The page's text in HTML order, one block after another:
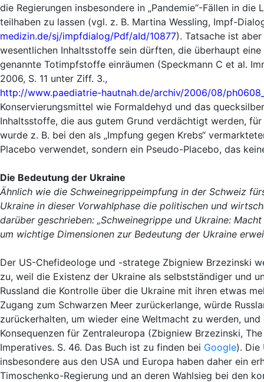
die Regierungen insbesondere in „Pandemie“-Fällen in
teilhaben zu lassen (vgl. z. B. Martina Wessling, Impf-
medizin.de/sj/impfdialog/Pdf/aId/10877). Tatsache ist
wesentlichen Inhaltsstoffe sein dürften, die überhaupt
genannte Totimpfstoffe einräumen (Speckmann C et al.
2006, S. 11 unter Ziff. 3.,
http://www.paediatrie-hautnah.de/archiv/2006/08/
Konservierungsmittel wie Formaldehyd und das
Inhaltsstoffe, die aus gutem Grund verdächtigt werden,
wurde z. B. bei den als „Impfung gegen Krebs“
Placebo verwendet, sondern ein Pseudo-Placebo, das
Die Bedeutung der Ukraine
Ähnlich wie die Schweinegrippeimpfung in der Schweiz
Ukraine in dieser Vorwahlphase die politischen und
darüber geschrieben: „Schweinegrippe und Ukraine:
um wichtige Dimensionen zur Bedeutung der Ukraine
Der US-Chefideologe und -stratege Zbigniew Brzezinski
zu, weil die Existenz der Ukraine als selbstständiger und
Russland die Kontrolle über die Ukraine mit ihren etwas
Zugang zum Schwarzen Meer zurückerlange, würde
zurückerhalten, um wieder eine Weltmacht zu werden,
Konsequenzen für Zentraleuropa (Zbigniew Brzezinski,
Imperatives. S. 46. Das Buch ist zu finden bei Google). Die
insbesondere aus den USA und Europa haben daher ein
Timoschenko-Regierung und an deren Wahlsieg bei den